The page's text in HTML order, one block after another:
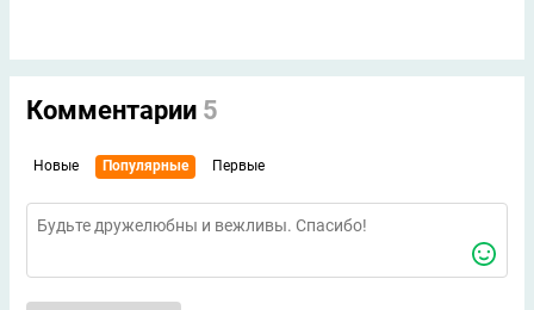
Комментарии 5
Новые Популярные Первые